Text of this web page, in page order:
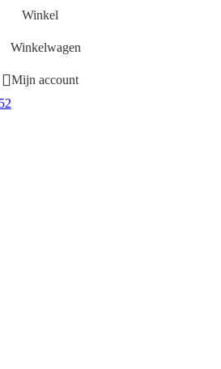
Winkel
Winkelwagen
Mijn account